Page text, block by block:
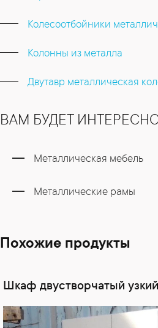
Колесоотбойники
Колонны из металла
Двутавр металлическая
ВАМ БУДЕТ
Металлическая мебель
Металлические рамы
Похожие продукты
Шкаф двустворчатый узкий